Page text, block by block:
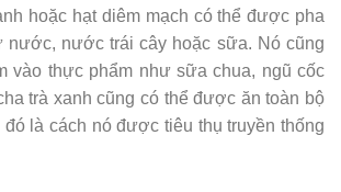
hoặc hạt diêm mạch có thể được pha
nước, nước trái cây hoặc sữa. Nó cũng
vào thực phẩm như sữa chua, ngũ cốc
trà xanh cũng có thể được ăn toàn bộ
là cách nó được tiêu thụ truyền thống